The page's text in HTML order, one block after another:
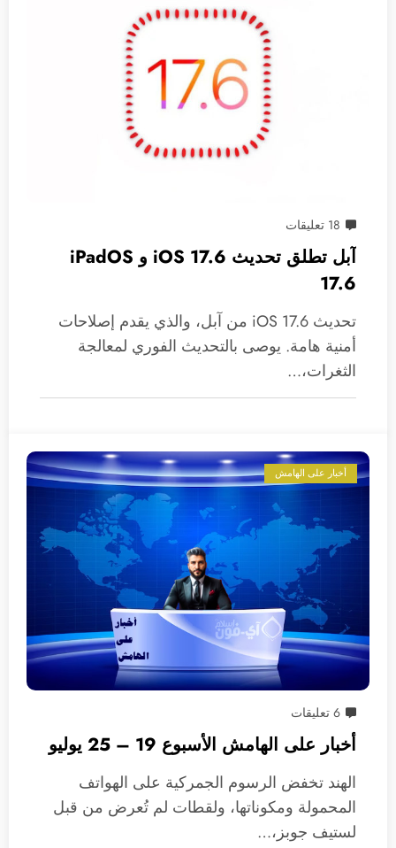
18 تعليقات
آبل تطلق تحديث 17.6 iOS و iPadOS
17.6
تحديث iOS 17.6 من آبل، والذي يقدم إصلاحات
أمنية هامة. يوصى بالتحديث الفوري لمعالجة
الثغرات،…
أخبار على الهامش
6 تعليقات
أخبار على الهامش الأسبوع 19 – 25 يوليو
الهند تخفض الرسوم الجمركية على الهواتف
المحمولة ومكوناتها، ولقطات لم تُعرض من قبل
لستيف جوبز،…